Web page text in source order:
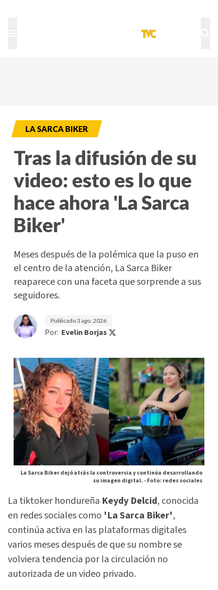
LA SARCA BIKER
Tras la difusión de su
video: esto es lo que
hace ahora 'La Sarca
Biker'
Meses después de la polémica que la puso en
el centro de la atención, La Sarca Biker
reaparece con una faceta que sorprende a sus
seguidores.
Publicado3 ago. 2026
Por: Evelin Borjas
La Sarca Biker dejó atrás la controversia y continúa desarrollando
su imagen digital. -Foto: redes sociales
La tiktoker hondureña Keydy Delcid, conocida
en redes sociales como 'La Sarca Biker',
continúa activa en las plataformas digitales
varios meses después de que su nombre se
volviera tendencia por la circulación no
autorizada de un video privado.